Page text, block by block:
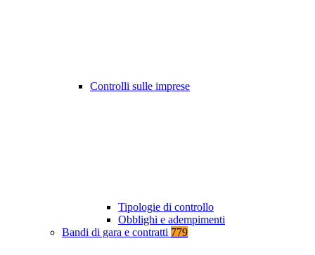
Controlli sulle imprese
Tipologie di controllo
Obblighi e adempimenti
Bandi di gara e contratti 779